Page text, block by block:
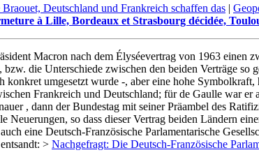
Deutschland und Frankreich schaffen das |
à Lille, Bordeaux et Strasbourg décidée,
Macron nach dem Élyséevertrag von 1963 einen
die Unterschiede zwischen den beiden Verträge so
umgesetzt wurde -, aber eine hohe
Frankreich und Deutschland; für de Gaulle war
, dann der Bundestag mit seiner Präambel des
so dass dieser Vertrag beiden Ländern
eine Deutsch-Französische Parlamentarische
> Nachgefragt: Die Deutsch-Französische